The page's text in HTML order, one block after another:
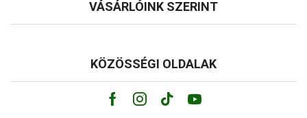
VÁSÁRLÓINK SZERINT
KÖZÖSSÉGI OLDALAK
Facebook
Instagram
Tik- Youtube